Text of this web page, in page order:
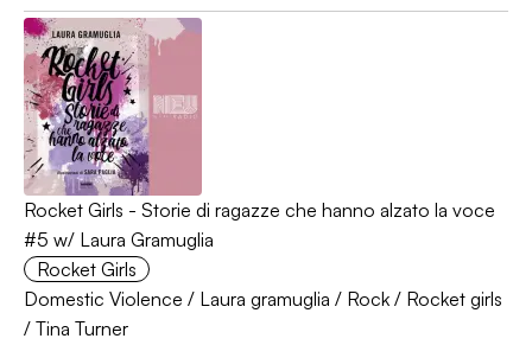
Rocket Girls - Storie di ragazze che hanno alzato la voce
#5 w/ Laura Gramuglia
Rocket Girls
Domestic Violence / Laura gramuglia / Rock / Rocket girls
/ Tina Turner